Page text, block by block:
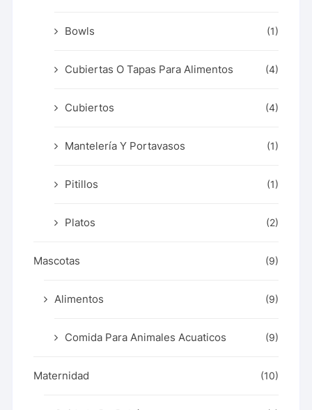
Bowls (1)
Cubiertas O Tapas Para Alimentos (4)
Cubiertos (4)
Mantelería Y Portavasos (1)
Pitillos (1)
Platos (2)
Mascotas (9)
Alimentos (9)
Comida Para Animales Acuaticos (9)
Maternidad (10)